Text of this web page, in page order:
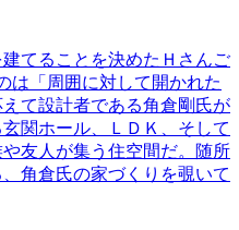
てることを決めたＨさんご
は「周囲に対して開かれた
て設計者である角倉剛氏が
関ホール、ＬＤＫ、そして
友人が集う住空間だ。随所
角倉氏の家づくりを覗いて